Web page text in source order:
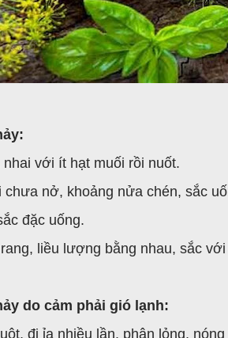
với ít hạt muối rồi nuốt.
chưa nở, khoảng nửa chén, sắc
đặc uống.
liều lượng bằng nhau, sắc
do cảm phải gió lạnh:
đi ỉa nhiều lần, phân lỏng,